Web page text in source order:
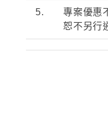
5.
專案優惠
恕不另行